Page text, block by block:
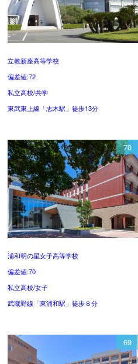
立教新座高等学校
偏差値:72
私立高校/共学
東武東上線「志木駅」徒歩13分
70
浦和明の星女子高等学校
偏差値:70
私立高校/女子
武蔵野線「東浦和駅」徒歩８分
69